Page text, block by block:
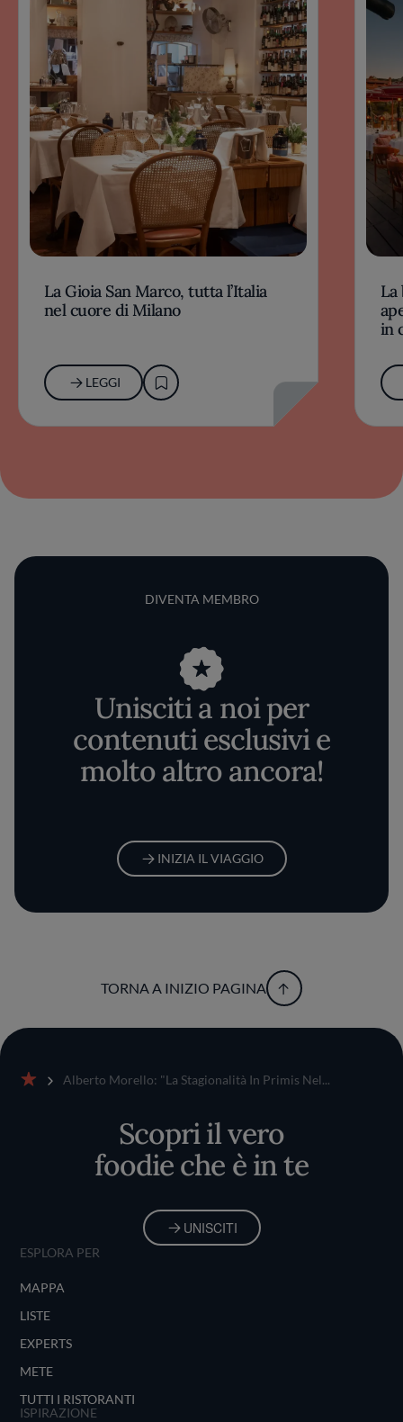
La Gioia San Marco, tutta l’Italia
nel cuore di Milano
LEGGI
La
in
DIVENTA MEMBRO
Unisciti a noi per
contenuti esclusivi e
molto altro ancora!
INIZIA IL VIAGGIO
TORNA A INIZIO PAGINA
Alberto Morello: "La Stagionalità In Primis Nel...
Scopri il vero
foodie che è in te
UNISCITI
ESPLORA PER
MAPPA
LISTE
EXPERTS
METE
TUTTI I RISTORANTI
ISPIRAZIONE